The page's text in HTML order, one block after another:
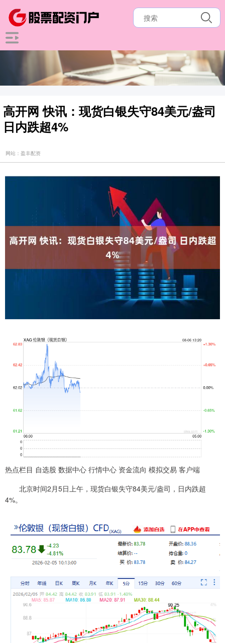
高开网 快讯：现货白银失守84美元/盎司
日内跌超4%
网站：盈丰配资
热点栏目 自选股 数据中心 行情中心 资金流向 模拟交易 客户端
北京时间2月5日上午，现货白银失守84美元/盎司，日内跌超
4%。